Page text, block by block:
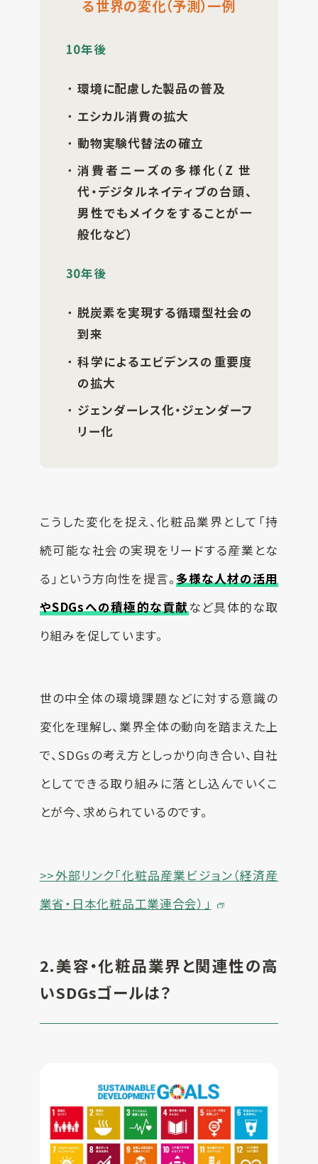
る世界の変化（予測）一例
10年後
環境に配慮した製品の普及
エシカル消費の拡大
動物実験代替法の確立
消費者ニーズの多様化（Z 世
代・デジタルネイティブの台頭、
男性でもメイクをすることが一
般化など）
30年後
脱炭素を実現する循環型社会の
到来
科学によるエビデンスの重要度
の拡大
ジェンダーレス化・ジェンダーフ
リー化
こうした変化を捉え、化粧品業界として「持
続可能な社会の実現をリードする産業とな
る」という方向性を提言。多様な人材の活用
やSDGsへの積極的な貢献など具体的な取
り組みを促しています。
世の中全体の環境課題などに対する意識の
変化を理解し、業界全体の動向を踏まえた上
で、SDGsの考え方としっかり向き合い、自社
としてできる取り組みに落とし込んでいくこ
とが今、求められているのです。
>>外部リンク「化粧品産業ビジョン（経済産
業省・日本化粧品工業連合会）」
2.美容・化粧品業界と関連性の高
いSDGsゴールは？